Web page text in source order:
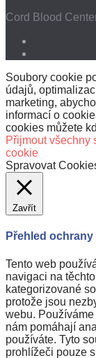
Cord Blood
Soubory cookie
údajů,
marketing,
informací o
cookies můžete
Přijmout všechny
cookie
Spravovat
Zavřít
Přehled
Tento web
navigaci na
kategorizované
protože jsou
webu.
nám pomáhají
používáte. Tyto
prohlížeči pouze